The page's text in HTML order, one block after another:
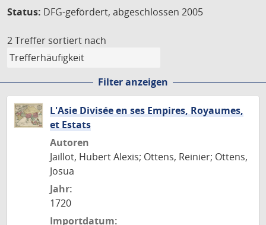
Status: DFG-gefördert, abgeschlossen 2005
2 Treffer sortiert nach
Filter anzeigen
L'Asie Divisée en ses Empires, Royaumes,
et Estats
Autoren
Jaillot, Hubert Alexis; Ottens, Reinier; Ottens,
Josua
Jahr:
1720
Importdatum: